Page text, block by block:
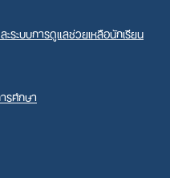
ระบบการดูแลช่วยเหลือนักเรียน
รศึกษา